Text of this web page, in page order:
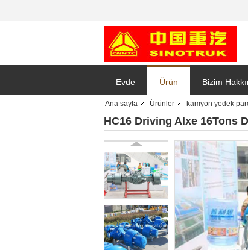
Evde Ürün Bizim
Ana sayfa Ürünler kamyon yedek
HC16 Driving Alxe 16Tons